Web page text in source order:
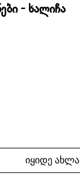
- ხალიჩა
იყიდე ახლა